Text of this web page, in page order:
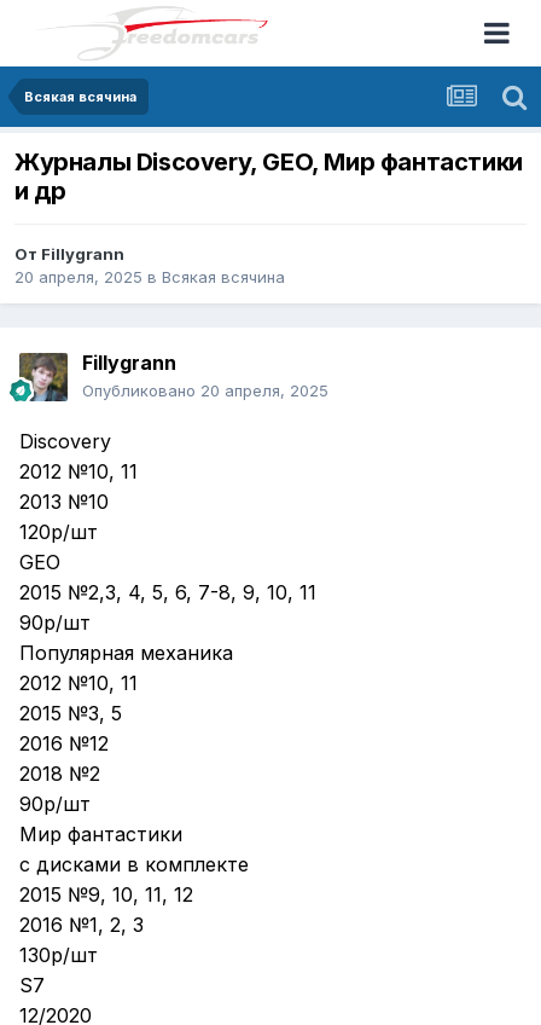
Всякая всячина
Журналы Discovery, GEO, Мир фантастики
и др
От Fillygrann
20 апреля, 2025 в Всякая всячина
Fillygrann
Опубликовано 20 апреля, 2025
Discovery
2012 №10, 11
2013 №10
120р/шт
GEO
2015 №2,3, 4, 5, 6, 7-8, 9, 10, 11
90р/шт
Популярная механика
2012 №10, 11
2015 №3, 5
2016 №12
2018 №2
90р/шт
Мир фантастики
с дисками в комплекте
2015 №9, 10, 11, 12
2016 №1, 2, 3
130р/шт
S7
12/2020